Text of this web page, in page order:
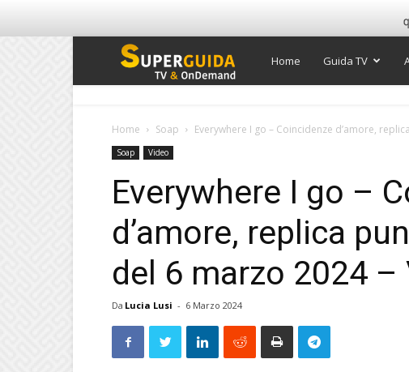
Super
Home Guida TV
Home Soap Everywhere I go – Coincidenze d’amore,
Soap Video
Everywhere I go –
d’amore, replica
del 6 marzo 2024
Da Lucia Lusi - 6 Marzo 2024